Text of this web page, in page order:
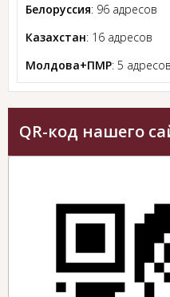
Белоруссия: 96 адресов
Казахстан: 16 адресов
Молдова+ПМР: 5 адресов
QR-код нашего